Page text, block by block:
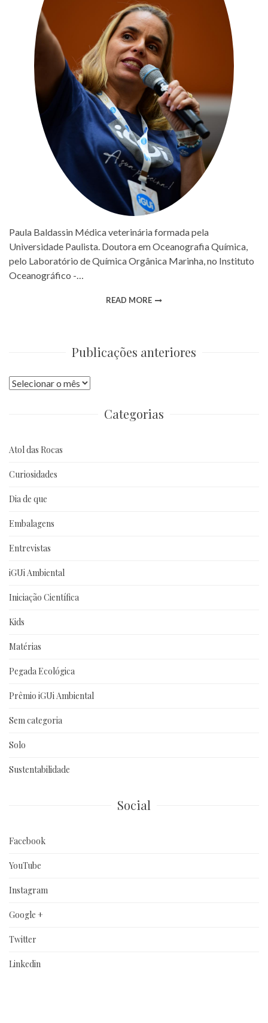
Paula Baldassin Médica veterinária formada pela
Universidade Paulista. Doutora em Oceanografia Química,
pelo Laboratório de Química Orgânica Marinha, no Instituto
Oceanográfico -…
READ MORE
Publicações anteriores
Publicações
Categorias
Atol das Rocas
Curiosidades
Dia de que
Embalagens
Entrevistas
iGUi Ambiental
Iniciação Científica
Kids
Matérias
Pegada Ecológica
Prêmio iGUi Ambiental
Sem categoria
Solo
Sustentabilidade
Social
Facebook
YouTube
Instagram
Google +
Twitter
Linkedin